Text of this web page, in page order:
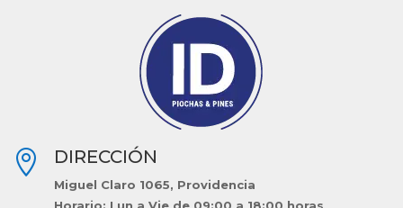
 DIRECCIÓN
Miguel Claro 1065, Providencia